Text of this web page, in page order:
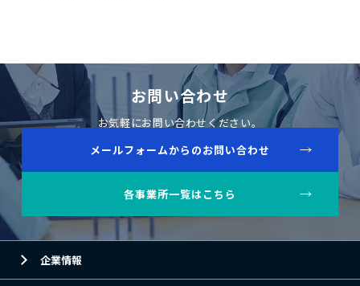
お問い合わせ
お気軽にお問い合わせください。
メールフォームからのお問い合わせ
各事業所一覧はこちら
企業情報